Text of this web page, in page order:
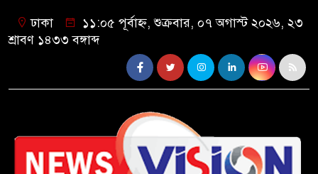
ঢাকা
১১:০৫ পূর্বাহ্ন, শুক্রবার, ০৭ অগাস্ট ২০২৬, ২৩
শ্রাবণ ১৪৩৩ বঙ্গাব্দ